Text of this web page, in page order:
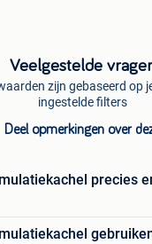
Veelgestelde
zijn gebaseerd op
ingestelde filters
Deel opmerkingen over
precies